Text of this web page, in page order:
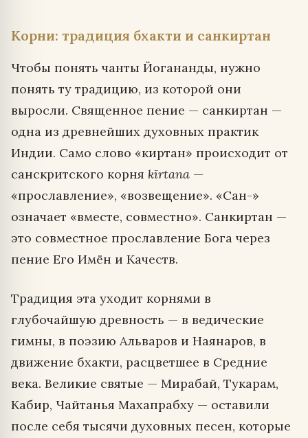
Корни: традиция бхакти и санкиртан
Чтобы понять чанты Йогананды, нужно
понять ту традицию, из которой они
выросли. Священное пение — санкиртан —
одна из древнейших духовных практик
Индии. Само слово «киртан» происходит от
санскритского корня kīrtana —
«прославление», «возвещение». «Сан-»
означает «вместе, совместно». Санкиртан —
это совместное прославление Бога через
пение Его Имён и Качеств.
Традиция эта уходит корнями в
глубочайшую древность — в ведические
гимны, в поэзию Альваров и Наянаров, в
движение бхакти, расцветшее в Средние
века. Великие святые — Мирабай, Тукарам,
Кабир, Чайтанья Махапрабху — оставили
после себя тысячи духовных песен, которые